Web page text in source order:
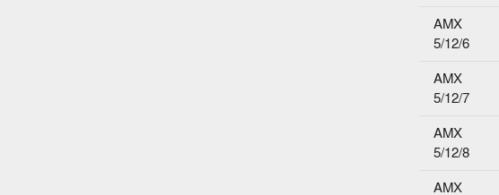
AMX
5/12/6
AMX
5/12/7
AMX
5/12/8
AMX